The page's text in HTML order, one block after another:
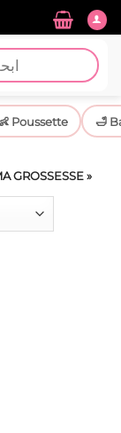
Poussette 🛁
GROSSESSE »